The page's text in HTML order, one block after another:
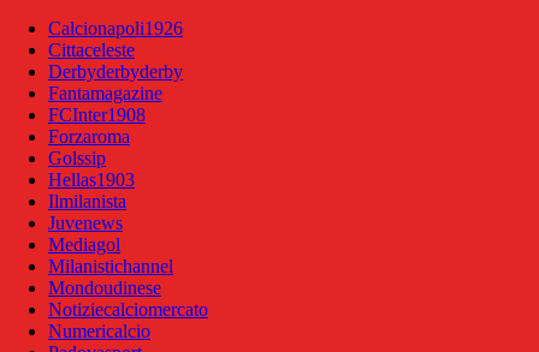
Calcionapoli1926
Cittaceleste
Derbyderbyderby
Fantamagazine
FCInter1908
Forzaroma
Golssip
Hellas1903
Ilmilanista
Juvenews
Mediagol
Milanistichannel
Mondoudinese
Notiziecalciomercato
Numericalcio